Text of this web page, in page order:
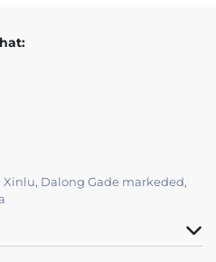
Xinlu, Dalong Gade markeded,